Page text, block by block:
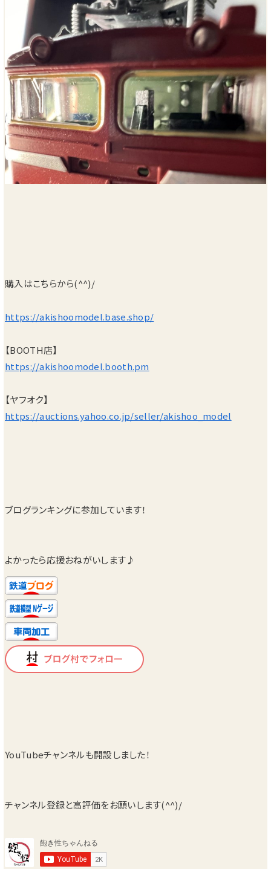
購入はこちらから(^^)/
https://akishoomodel.base.shop/
【BOOTH店】
https://akishoomodel.booth.pm
【ヤフオク】
https://auctions.yahoo.co.jp/seller/akishoo_model
ブログランキングに参加しています！
よかったら応援おねがいします♪
YouTubeチャンネルも開設しました！
チャンネル登録と高評価をお願いします(^^)/